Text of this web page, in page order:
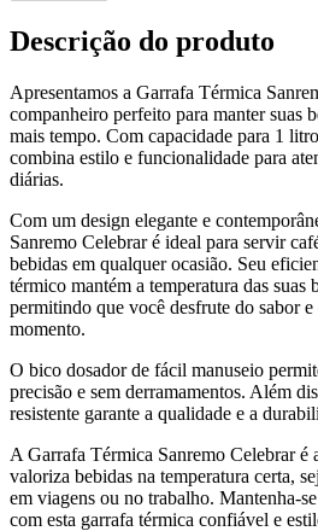
Descrição do produto
Apresentamos a Garrafa Térmica
companheiro perfeito para manter suas
mais tempo. Com capacidade para 1
combina estilo e funcionalidade para
diárias.
Com um design elegante e
Sanremo Celebrar é ideal para servir
bebidas em qualquer ocasião. Seu
térmico mantém a temperatura das suas
permitindo que você desfrute do sabor
momento.
O bico dosador de fácil manuseio
precisão e sem derramamentos. Além
resistente garante a qualidade e a
A Garrafa Térmica Sanremo Celebrar é
valoriza bebidas na temperatura certa,
em viagens ou no trabalho. Mantenha-
com esta garrafa térmica confiável e